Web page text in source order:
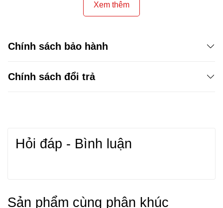
Xem thêm
Chính sách bảo hành
Chính sách đổi trả
Hỏi đáp - Bình luận
Sản phẩm cùng phân khúc